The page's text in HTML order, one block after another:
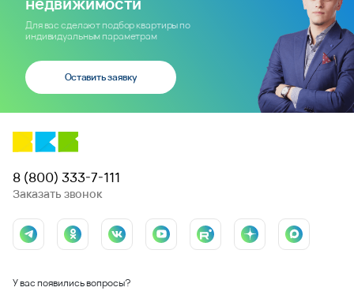
Для вас сделают подбор квартиры по
индивидуальным параметрам
Оставить заявку
8 (800) 333-7-111
Заказать звонок
У вас появились вопросы?